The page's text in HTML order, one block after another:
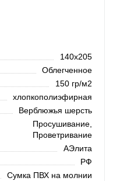
140х205
Облегченное
150 гр/м2
хлопкополиэфирная
Верблюжья шерсть
Просушивание,
Проветривание
АЭлита
РФ
Сумка ПВХ на молнии